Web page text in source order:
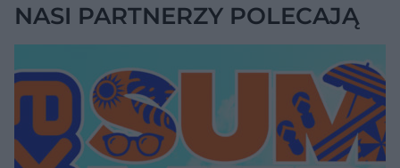
NASI PARTNERZY POLECAJĄ